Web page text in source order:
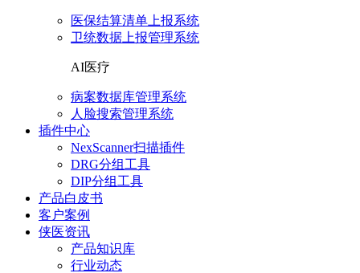
医保结算清单上报系统
卫统数据上报管理系统
AI医疗
病案数据库管理系统
人脸搜索管理系统
插件中心
NexScanner扫描插件
DRG分组工具
DIP分组工具
产品白皮书
客户案例
侠医资讯
产品知识库
行业动态